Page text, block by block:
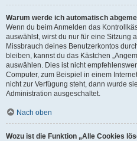
Warum werde ich automatisch
Wenn du beim Anmelden das
auswählst, wirst du nur für eine Sitzung
Missbrauch deines Benutzerkontos
bleiben, kannst du das Kästchen
auswählen. Dies ist nicht
Computer, zum Beispiel in einem
nicht zur Verfügung steht, dann wurde
Administration ausgeschaltet.
Nach oben
Wozu ist die Funktion „Alle Cookies